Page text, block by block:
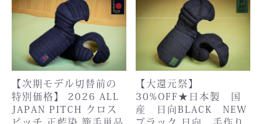
【次期モデル切替前の
特別価格】 2026 ALL
JAPAN PITCH クロス
【大還元祭】
30%OFF★日本製 国
産 日向BLACK NEW